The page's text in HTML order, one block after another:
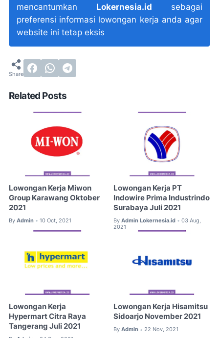
mencantumkan Lokernesia.id sebagai
preferensi informasi lowongan kerja anda agar
website ini tetap eksis
Related Posts
Lowongan Kerja Miwon
Group Karawang Oktober
2021
By Admin • 10 Oct, 2021
Lowongan Kerja PT
Indowire Prima Industrindo
Surabaya Juli 2021
By Admin Lokernesia.id • 03 Aug,
2021
Lowongan Kerja
Hypermart Citra Raya
Tangerang Juli 2021
Lowongan Kerja Hisamitsu
Sidoarjo November 2021
By Admin • 22 Nov, 2021